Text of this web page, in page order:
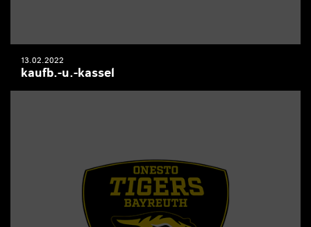
13.02.2022
kaufb.-u.-kassel